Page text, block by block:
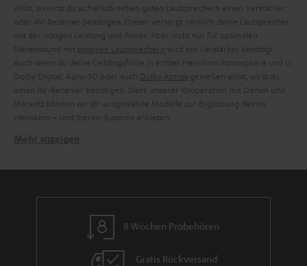
willst, so wirst du sicherlich neben guten Lautsprechern einen Verstärker
oder AV-Receiver benötigen. Dieser versorgt nämlich deine Lautsprecher
mit der nötigen Leistung und Power. Aber nicht nur für optimalen
Stereosound mit passiven Lautsprechern wird ein Verstärker benötigt.
Auch wenn du deine Lieblingsfilme in echter Heimkino Atmosphäre und in
Dolby Digital, Auro-3D oder auch Dolby Atmos genießen willst, wirst du
einen AV-Receiver benötigen. Dank unserer Kooperation mit Denon und
Marantz können wir dir ausgewählte Modelle zur Ergänzung deines
Heimkino – und Stereo-Systems anbieten.
HiFi-Verstärker – Fundament einer jeden Audio-Anlage
CD-Receiver: Was CDs am besten kreisen lässt
8 Wochen Probehören
Gratis Rückversand